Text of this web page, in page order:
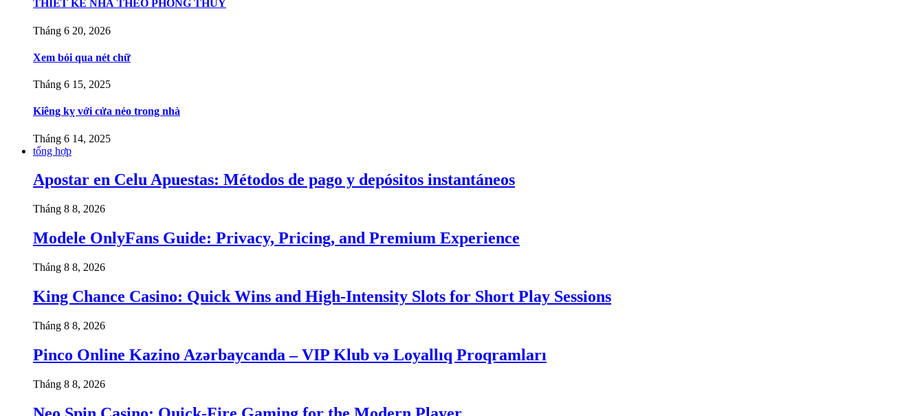
THIẾT KẾ NHÀ THEO PHONG THỦY
Tháng 6 20, 2026
Xem bói qua nét chữ
Tháng 6 15, 2025
Kiêng kỵ với cửa nẻo trong nhà
Tháng 6 14, 2025
tổng hợp
Apostar en Celu Apuestas: Métodos de pago y depósitos instantáneos
Tháng 8 8, 2026
Modele OnlyFans Guide: Privacy, Pricing, and Premium Experience
Tháng 8 8, 2026
King Chance Casino: Quick Wins and High-Intensity Slots for Short Play Sessions
Tháng 8 8, 2026
Pinco Online Kazino Azərbaycanda – VIP Klub və Loyallıq Proqramları
Tháng 8 8, 2026